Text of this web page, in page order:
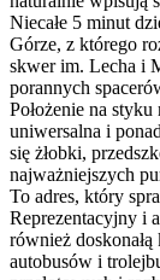
Niecałe 5 minut
Górze, z którego
skwer im. Lecha i
porannych
Położenie na
uniwersalna i
się żłobki,
najważniejszych
To adres, który
Reprezentacyjny i
również
autobusów i